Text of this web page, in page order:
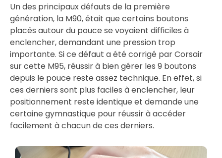
Un des principaux défauts de la première
génération, la M90, était que certains boutons
placés autour du pouce se voyaient difficiles à
enclencher, demandant une pression trop
importante. Si ce défaut a été corrigé par Corsair
sur cette M95, réussir à bien gérer les 9 boutons
depuis le pouce reste assez technique. En effet, si
ces derniers sont plus faciles à enclencher, leur
positionnement reste identique et demande une
certaine gymnastique pour réussir à accéder
facilement à chacun de ces derniers.